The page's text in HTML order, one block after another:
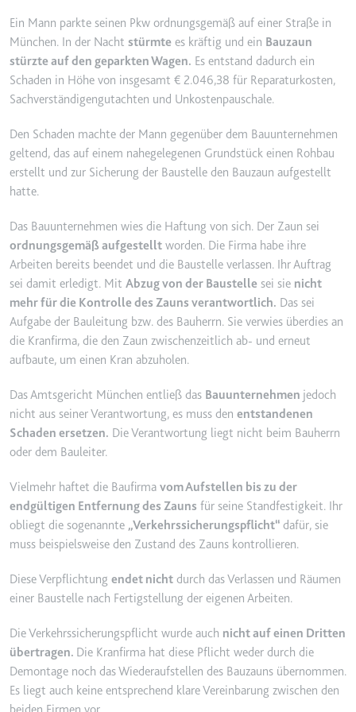
Zweck:
Wird verwendet, um Daten zu
Google Analytics über das Gerät
und das Verhalten des Besuchers
zu senden. Erfasst den Besucher
über Geräte und Marketingkanäle
hinweg.
Ablauf:
2 Jahre
Typ:
HTTP-Cookie
Anbieter:
smartlaw.de
Zweck:
Wird verwendet, um Daten zu
Google Analytics über das Gerät
und das Verhalten des Besuchers
über Geräte und Marketingkanäle
hinweg.
Typ:
HTTP-Cookie
_gcl_au
Zweck:
Wird verwendet, um die Effizienz
der Werbeaktivitäten der Website
zu messen, indem Daten über die
Conversion-Rate der Anzeigen der
hinweg gesammelt werden.
Typ:
HTTP-Cookie
_gcl_ls
YouTube-Videos zu schätzen.
Ablauf:
180 Tage
Typ:
HTTP-Cookie
youtube.com
Zweck:
Registriert eine eindeutige ID, um
gesehen hat, zu behalten.
Ablauf:
Sitzung
Typ:
HTTP-Cookie
Ein Mann parkte seinen Pkw ordnungsgemäß auf einer Straße in
München. In der Nacht stürmte es kräftig und ein Bauzaun
stürzte auf den geparkten Wagen. Es entstand dadurch ein
Schaden in Höhe von insgesamt € 2.046,38 für Reparaturkosten,
Sachverständigengutachten und Unkostenpauschale.
Den Schaden machte der Mann gegenüber dem Bauunternehmen
geltend, das auf einem nahegelegenen Grundstück einen Rohbau
erstellt und zur Sicherung der Baustelle den Bauzaun aufgestellt
hatte.
Das Bauunternehmen wies die Haftung von sich. Der Zaun sei
ordnungsgemäß aufgestellt worden. Die Firma habe ihre
Arbeiten bereits beendet und die Baustelle verlassen. Ihr Auftrag
sei damit erledigt. Mit Abzug von der Baustelle sei sie nicht
mehr für die Kontrolle des Zauns verantwortlich. Das sei
Aufgabe der Bauleitung bzw. des Bauherrn. Sie verwies überdies an
die Kranfirma, die den Zaun zwischenzeitlich ab- und erneut
aufbaute, um einen Kran abzuholen.
Das Amtsgericht München entließ das Bauunternehmen jedoch
nicht aus seiner Verantwortung, es muss den entstandenen
Schaden ersetzen. Die Verantwortung liegt nicht beim Bauherrn
oder dem Bauleiter.
Vielmehr haftet die Baufirma vom Aufstellen bis zu der
endgültigen Entfernung des Zauns für seine Standfestigkeit. Ihr
obliegt die sogenannte „Verkehrssicherungspflicht“ dafür, sie
muss beispielsweise den Zustand des Zauns kontrollieren.
Diese Verpflichtung endet nicht durch das Verlassen und Räumen
einer Baustelle nach Fertigstellung der eigenen Arbeiten.
Die Verkehrssicherungspflicht wurde auch nicht auf einen Dritten
übertragen. Die Kranfirma hat diese Pflicht weder durch die
Demontage noch das Wiederaufstellen des Bauzauns übernommen.
Es liegt auch keine entsprechend klare Vereinbarung zwischen den